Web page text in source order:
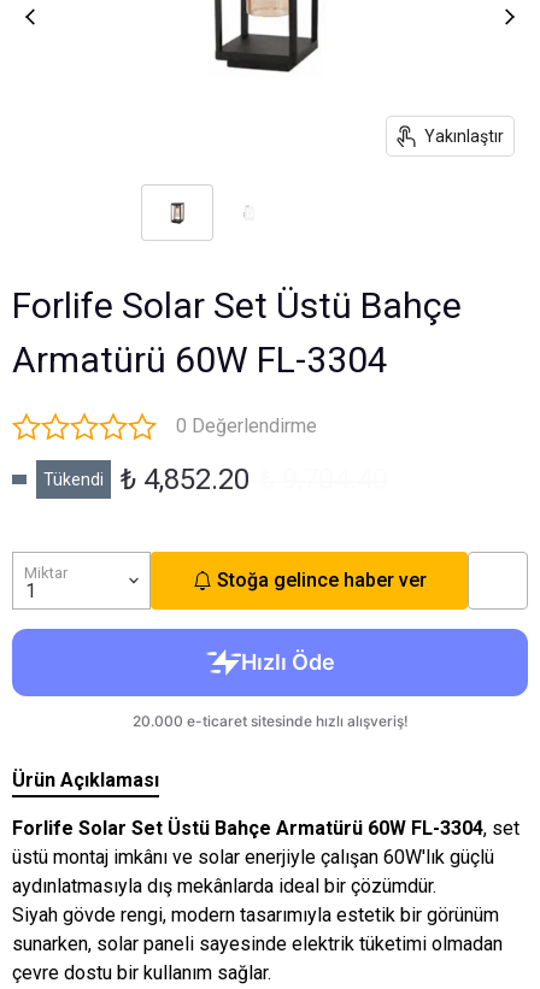
Yakınlaştır
Forlife Solar Set Üstü Bahçe
Armatürü 60W FL-3304
0 Değerlendirme
Tükendi ₺ 4,852.20
Miktar Stoğa gelince haber ver
Ürün Açıklaması
Forlife Solar Set Üstü Bahçe Armatürü 60W FL-3304, set
üstü montaj imkânı ve solar enerjiyle çalışan 60W'lık güçlü
aydınlatmasıyla dış mekânlarda ideal bir çözümdür.
Siyah gövde rengi, modern tasarımıyla estetik bir görünüm
sunarken, solar paneli sayesinde elektrik tüketimi olmadan
çevre dostu bir kullanım sağlar.